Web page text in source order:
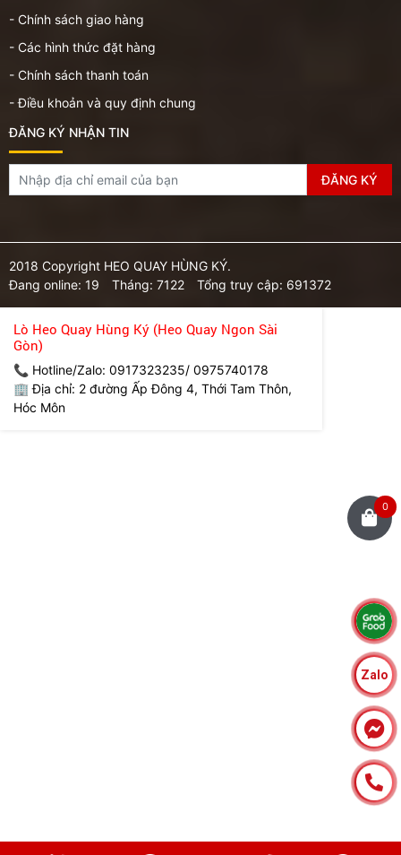
- Chính sách giao hàng
- Các hình thức đặt hàng
- Chính sách thanh toán
- Điều khoản và quy định chung
ĐĂNG KÝ NHẬN TIN
2018 Copyright HEO QUAY HÙNG KÝ.
Đang online: 19
Tháng: 7122 Tổng truy cập: 691372
0
Zalo
Lò Heo Quay Hùng Ký (Heo Quay Ngon Sài
Gòn)
📞 Hotline/Zalo: 0917323235/ 0975740178
🏢 Địa chỉ: 2 đường Ấp Đông 4, Thới Tam Thôn,
Hóc Môn